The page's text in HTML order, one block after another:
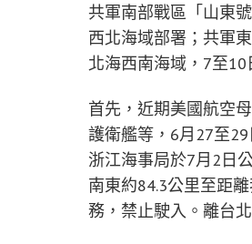
共軍南部戰區「山東
西北海域部署；共軍
北海西南海域，7至
首先，近期美國航空
護衛艦等，6月27至
浙江海事局於7月2日
南東約84.3公里至距
務，禁止駛入。離台